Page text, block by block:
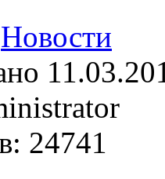
Новости
24741